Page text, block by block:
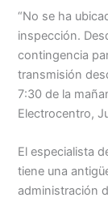
“No se ha
inspección.
contingencia
transmisión
7:30 de la
Electrocentro,
El especialista
tiene una
administración